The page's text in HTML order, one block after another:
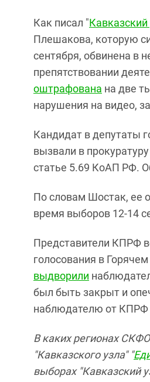
Как писал "Кавказский
Плешакова, которую
сентября, обвинена в
препятствовании
оштрафована на две
нарушения на видео,
Кандидат в депутаты
вызвали в
статье 5.69 КоАП РФ.
По словам Шостак, ее
время выборов 12-14
Представители КПРФ
голосования в
выдворили
был быть закрыт и
наблюдателю от КПРФ
В каких регионах
"Кавказского узла" "
выборах "Кавказский